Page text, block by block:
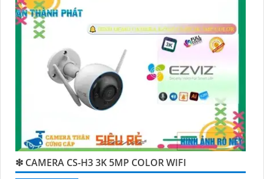
thiệu sản phẩm Camera Wifi Ezviz.
❇ CAMERA CS-H3 3K 5MP COLOR WIFI